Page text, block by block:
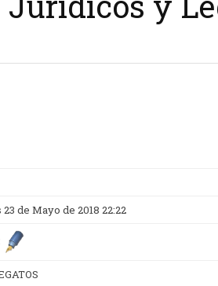
de Mayo de 2018 22:22